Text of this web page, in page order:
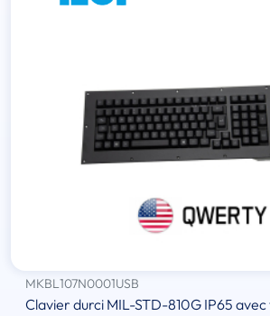
MKBL107N0001USB
Clavier durci MIL-STD-810G IP65